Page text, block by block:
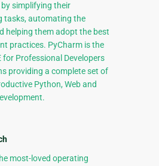
simplifying their
tasks, automating the
helping them adopt the best
practices. PyCharm is the
for Professional Developers
providing a complete set of
Python, Web and
most-loved operating